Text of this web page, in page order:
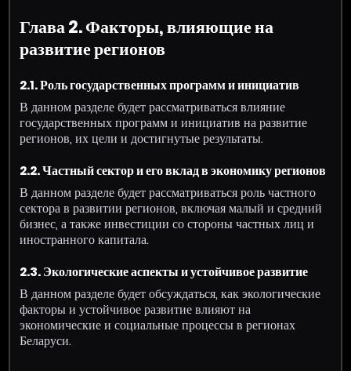
Глава 2. Факторы, влияющие на
развитие регионов
2.1. Роль государственных программ и инициатив
В данном разделе будет рассматриваться влияние
государственных программ и инициатив на развитие
регионов, их цели и достигнутые результаты.
2.2. Частный сектор и его вклад в экономику регионов
В данном разделе будет рассматриваться роль частного
сектора в развитии регионов, включая малый и средний
бизнес, а также инвестиции со стороны частных лиц и
иностранного капитала.
2.3. Экологические аспекты и устойчивое развитие
В данном разделе будет обсуждаться, как экологические
факторы и устойчивое развитие влияют на
экономические и социальные процессы в регионах
Беларуси.